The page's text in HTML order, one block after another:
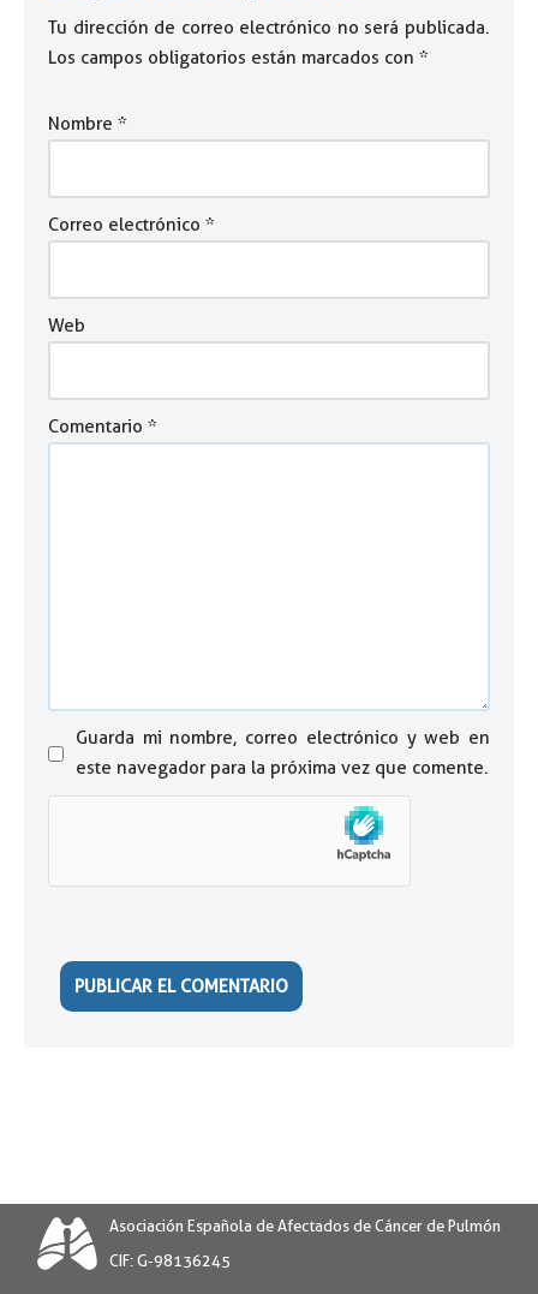
Tu dirección de correo electrónico no será publicada.
Los campos obligatorios están marcados con *
Nombre *
Correo electrónico *
Web
Comentario *
Guarda mi nombre, correo electrónico y web en
este navegador para la próxima vez que comente.
Asociación Española de Afectados de Cáncer de Pulmón
CIF: G-98136245